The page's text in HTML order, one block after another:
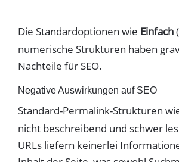
Die Standardoptionen wie Einfach(
numerische Strukturen haben
Nachteile für SEO.
Negative Auswirkungen auf SEO
Standard-Permalink-Strukturen
nicht beschreibend und schwer
URLs liefern keinerlei